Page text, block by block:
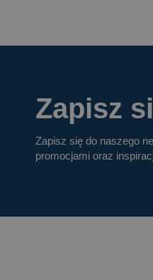
Zapisz
Zapisz się do naszego
promocjami oraz